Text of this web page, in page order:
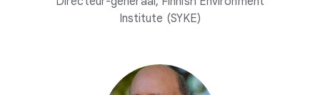
Institute (SYKE)